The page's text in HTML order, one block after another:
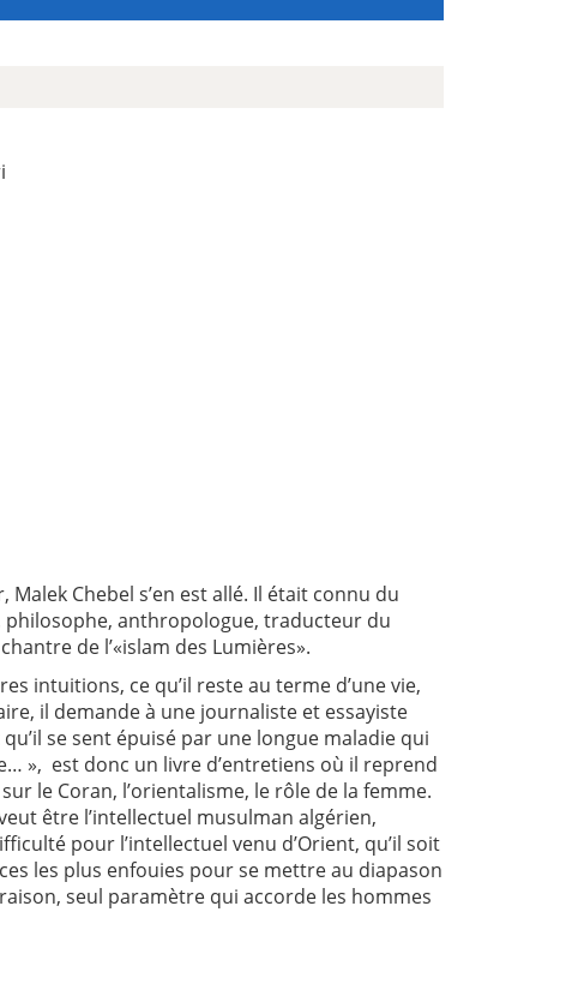
Malek Chebel s’en est allé. Il était connu du
anthropologue, traducteur du
de l’«islam des Lumières».
intuitions, ce qu’il reste au terme d’une vie,
il demande à une journaliste et essayiste
se sent épuisé par une longue maladie qui
», est donc un livre d’entretiens où il reprend
le Coran, l’orientalisme, le rôle de la femme.
être l’intellectuel musulman algérien,
pour l’intellectuel venu d’Orient, qu’il soit
les plus enfouies pour se mettre au diapason
seul paramètre qui accorde les hommes